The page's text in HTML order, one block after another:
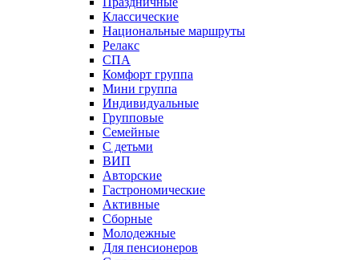
Классические
Национальные маршруты
Релакс
СПА
Комфорт группа
Мини группа
Индивидуальные
Групповые
Семейные
С детьми
ВИП
Авторские
Гастрономические
Активные
Сборные
Молодежные
Для пенсионеров